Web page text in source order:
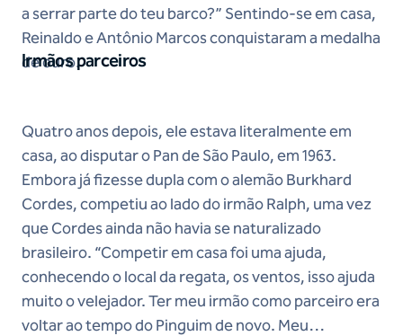
a serrar parte do teu barco?” Sentindo-se em casa,
Reinaldo e Antônio Marcos conquistaram a medalha
de ouro.
Irmãos parceiros
Quatro anos depois, ele estava literalmente em
casa, ao disputar o Pan de São Paulo, em 1963.
Embora já fizesse dupla com o alemão Burkhard
Cordes, competiu ao lado do irmão Ralph, uma vez
que Cordes ainda não havia se naturalizado
brasileiro. “Competir em casa foi uma ajuda,
conhecendo o local da regata, os ventos, isso ajuda
muito o velejador. Ter meu irmão como parceiro era
voltar ao tempo do Pinguim de novo. Meu